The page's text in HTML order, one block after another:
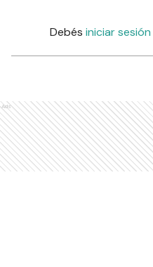
Debés iniciar sesión
Ads